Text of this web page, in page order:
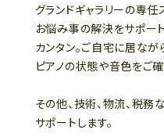
グランドギャラリーの専任
お悩み事の解決をサポー
カンタン。ご自宅に居なが
ピアノの状態や音色をご
その他、技術、物流、税
サポートします。